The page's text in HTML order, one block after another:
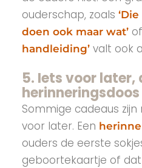
ouderschap, zoals
doen ook maar wat’
handleiding’ valt ook
5. Iets voor later,
herinneringsdoos
Sommige cadeaus
voor later. Een
ouders de eerste
geboortekaartje of